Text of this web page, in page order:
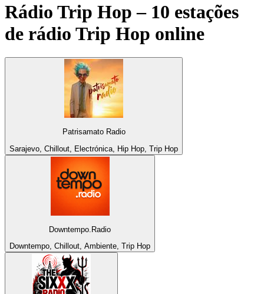
Rádio Trip Hop – 10 estações
de rádio Trip Hop online
Patrisamato Radio
Sarajevo, Chillout, Electrónica, Hip Hop, Trip Hop
Downtempo.Radio
Downtempo, Chillout, Ambiente, Trip Hop